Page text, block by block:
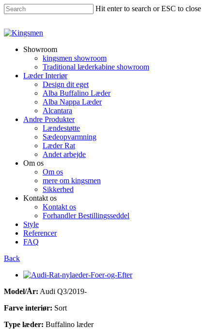
Hit enter to search or ESC to close
Showroom
kingsmen showroom
Traditional læderkabine showroom
Læder Interiør
Design dit eget
Alba Buffalino Læder
Alba Nappa Læder
Alcantara
Andre Produkter
Lændestøtte
Sædeopvarmning
Læder Rat
Andet arbejde
Om os
Om os
mere om kingsmen
Sikkerhed
Kontakt os
Kontakt os
Forhandler Bestillingsseddel
Style
Referencer
FAQ
Back
Model/År: Audi Q3/2019-
Farve interiør: Sort
Type læder: Buffalino læder